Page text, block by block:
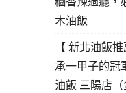
木油飯
【 新北油飯
承一甲子的冠
油飯 三陽店（